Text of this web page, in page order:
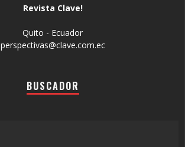
Revista Clave!
Quito - Ecuador
perspectivas@clave.com.ec
BUSCADOR